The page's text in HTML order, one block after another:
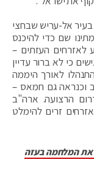
בעיר אל-עריש שבחצי
שם כדי להיכנס
לאזרחים העזתים –
כי לא ברור עדיין
לאורך היממה
וכנראה גם חמאס –
הרצועה. ארה"ב
זרים להימלט
את המלחמה בעזה